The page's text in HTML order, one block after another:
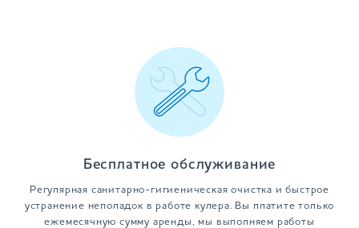
Бесплатное обслуживание
Регулярная санитарно-гигиеническая очистка и быстрое
устранение неполадок в работе кулера. Вы платите только
ежемесячную сумму аренды, мы выполняем работы